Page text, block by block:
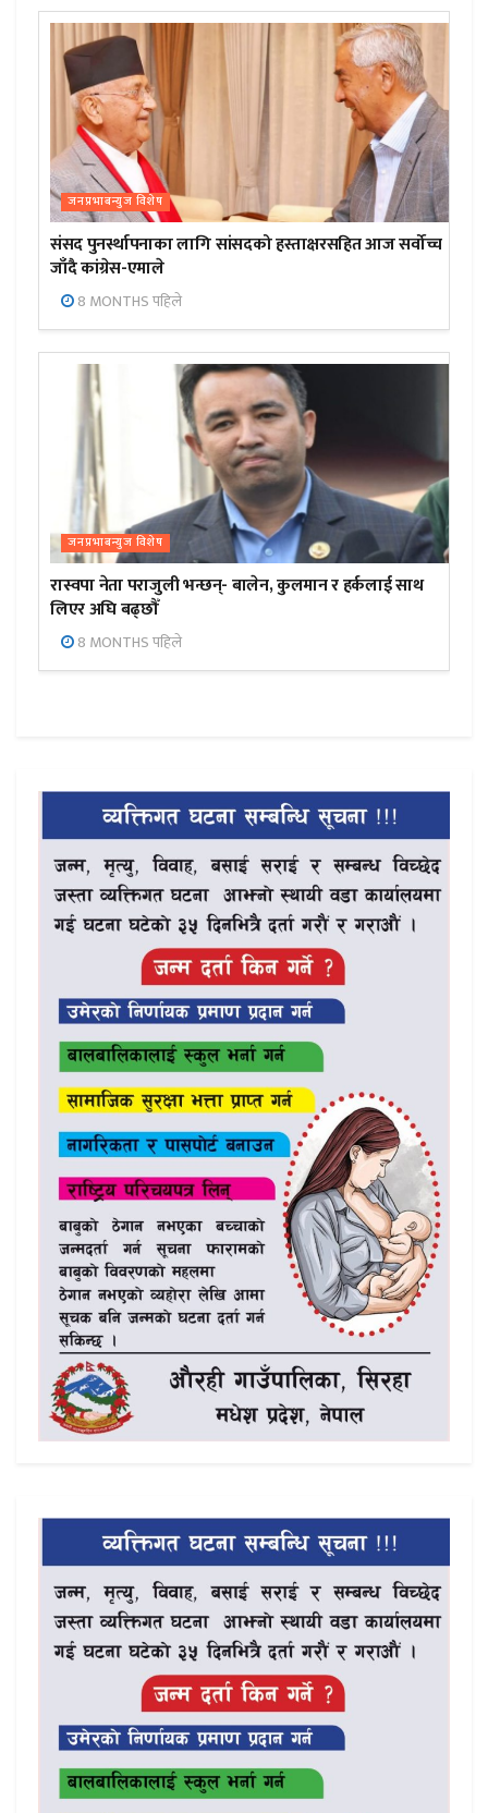
जनप्रभाबन्युज विशेष
संसद पुनर्स्थापनाका लागि सांसदको हस्ताक्षरसहित आज सर्वोच्च
जाँदै कांग्रेस-एमाले
8 MONTHS पहिले
जनप्रभाबन्युज विशेष
रास्वपा नेता पराजुली भन्छन्- बालेन, कुलमान र हर्कलाई साथ
लिएर अघि बढ्छौँ
8 MONTHS पहिले